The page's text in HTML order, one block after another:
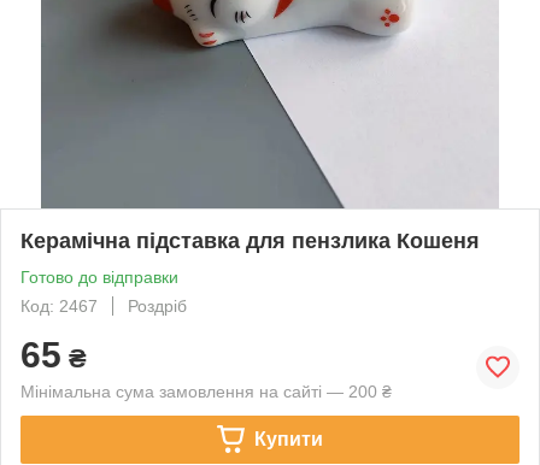
Керамічна підставка для пензлика Кошеня
Готово до відправки
Код: 2467
Роздріб
65 ₴
Мінімальна сума замовлення на сайті — 200 ₴
Купити